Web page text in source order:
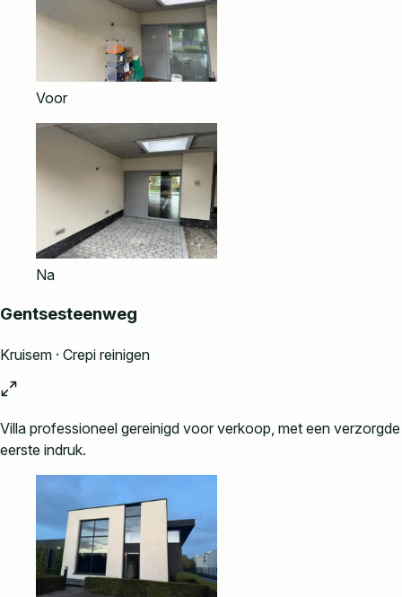
Voor
Na
Gentsesteenweg
Kruisem · Crepi reinigen
Villa professioneel gereinigd voor verkoop, met een verzorgde
eerste indruk.